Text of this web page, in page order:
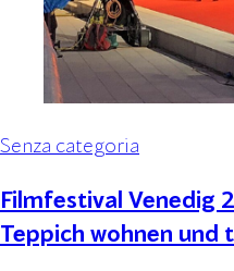
Senza categoria
Filmfestival Venedig
Teppich wohnen